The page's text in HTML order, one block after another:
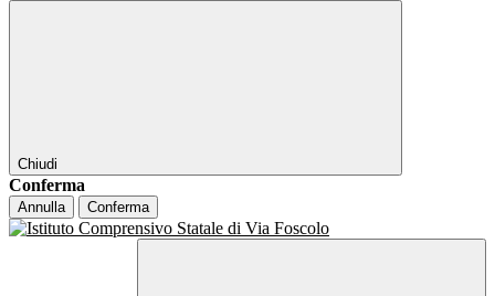
Chiudi
Conferma
Annulla Conferma